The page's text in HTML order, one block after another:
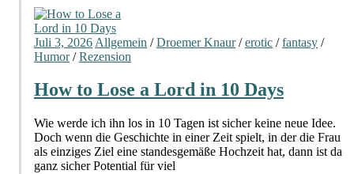
Juli 3, 2026 Allgemein /Droemer Knaur/erotic /fantasy /
Humor/Rezension
How to Lose a Lord in 10 Days
Wie werde ich ihn los in 10 Tagen ist sicher keine neue Idee.
Doch wenn die Geschichte in einer Zeit spielt, in der die Frau
als einziges Ziel eine standesgemäße Hochzeit hat, dann ist da
ganz sicher Potential für viel